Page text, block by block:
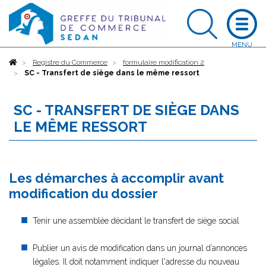
AccueilRegistre du Commerce
formulaire modification 2
SC - Transfert de siège dans le même ressort
SC - TRANSFERT DE SIÈGE DANS
LE MÊME RESSORT
Les démarches à accomplir avant
modification du dossier
Tenir une assemblée décidant le transfert de siège social
Publier un avis de modification dans un journal d’annonces
légales. Il doit notamment indiquer l'adresse du nouveau